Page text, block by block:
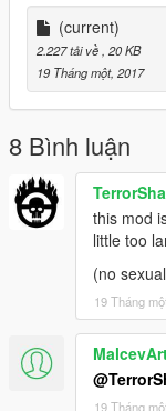
(current)
2.227 tải về , 20 KB
19 Tháng một, 2017
8 Bình luận
this mod
little too
(no
19 Tháng
19 Tháng